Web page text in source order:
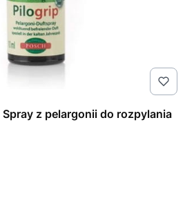
z pelargonii do rozpylania